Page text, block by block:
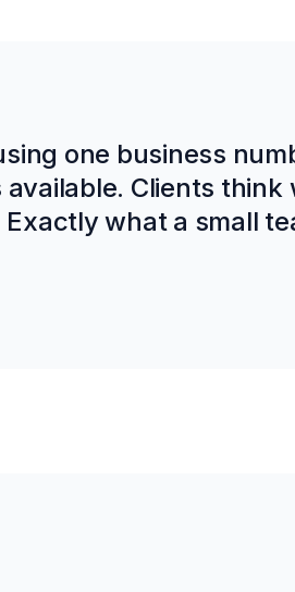
one business
Clients think
what a small